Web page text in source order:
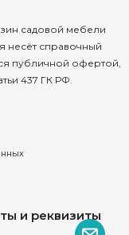
садовой мебели
несёт справочный
публичной офертой,
437 ГК РФ.
и реквизиты